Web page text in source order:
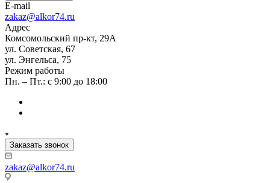
E-mail
zakaz@alkor74.ru
Адрес
Комсомольский пр-кт, 29А
ул. Советская, 67
ул. Энгельса, 75
Режим работы
Пн. – Пт.: с 9:00 до 18:00
Заказать звонок
zakaz@alkor74.ru